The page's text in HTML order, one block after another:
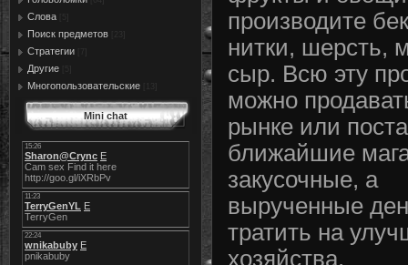
Слова
Поиск предметов
Стратегии
Другие
Многопользовательские
Mini chat
производите
нитки, шерсть,
сыр. Всю эту
можно
рынке или
ближайшие
закусочные, а
вырученные
тратить на
хозяйства.